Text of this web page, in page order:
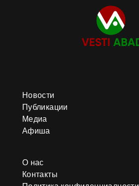
Новости
Публикации
Медиа
Афиша
О нас
Контакты